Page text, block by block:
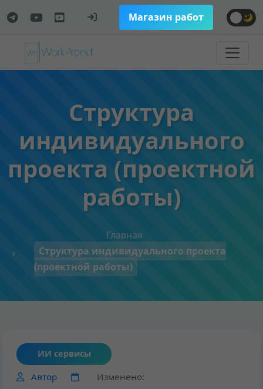
Магазин работ
Структура
индивидуального
проекта (проектной
работы)
Главная
Структура индивидуального проекта
(проектной работы)
ИИ сервисы
Автор
Изменено: